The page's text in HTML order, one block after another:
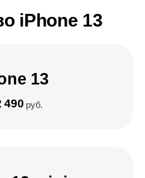
iPhone 13
13
490 руб.